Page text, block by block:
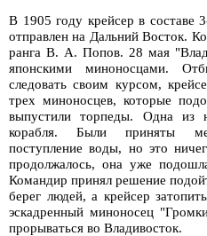
В 1905 году крейсер в составе
отправлен на Дальний Восток.
ранга В. А. Попов. 28 мая
японскими миноносцами.
следовать своим курсом,
трех миноносцев, которые
выпустили торпеды. Одна из
корабля. Были приняты
поступление воды, но это
продолжалось, она уже
Командир принял решение
берег людей, а крейсер
эскадренный миноносец
прорываться во Владивосток.